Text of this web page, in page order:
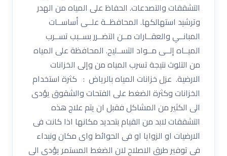
التشققات والتصدعات. الحفاظ على المياه من الهدر
وترشيد استهالكها. المحافظــة علــى أساســات
المبانــي والعقــارات مــن التضــرر بســبب تســرب
الميــاه إلــى مــواد التســليح. المحافظة على المياه
من التلوث نتيجة تسرب المياه من وإلى الخزانات
الارضية. عزل خزانات المياه بالرياض : كثرة استخدام
الخزانات وكثرة الضغط على الفتحات والشقوق يؤدى
الى الكثير من المشاكل فقبل ان يتم علاج هذه
التشققات لابد من القيام بتحديد مكانها اذا كانت فى
الارضيات او الزوايا او فى الحوائط واى مكان ونبداء
فى توفير طرق الاصلاح لان الضغط المستمر يؤدى الى